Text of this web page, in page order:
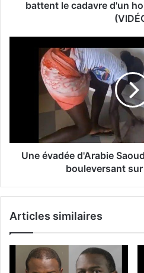
battent le cadavre d'un
Une évadée d'Arabie
bouleversant
Articles similaires